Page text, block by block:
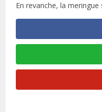
En revanche, la